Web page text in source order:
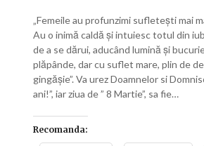
„Femeile au profunzimi sufleteşti mai
Au o inimă caldă şi intuiesc totul din
de a se dărui, aducând lumină şi
plăpânde, dar cu suflet mare, plin de
gingăşie”. Va urez Doamnelor si
ani!”, iar ziua de ” 8 Martie”, sa fie…
Recomanda: